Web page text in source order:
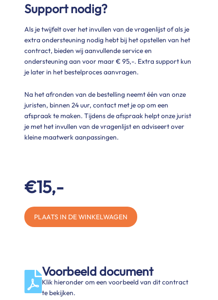
Support nodig?
Als je twijfelt over het invullen van de vragenlijst of als je
extra ondersteuning nodig hebt bij het opstellen van het
contract, bieden wij aanvullende service en
ondersteuning aan voor maar € 95,-. Extra support kun
je later in het bestelproces aanvragen.
Na het afronden van de bestelling neemt één van onze
juristen, binnen 24 uur, contact met je op om een
afspraak te maken. Tijdens de afspraak helpt onze jurist
je met het invullen van de vragenlijst en adviseert over
kleine maatwerk aanpassingen.
€15,-
PLAATS IN DE WINKELWAGEN
Voorbeeld document
Klik hieronder om een voorbeeld van dit contract
te bekijken.